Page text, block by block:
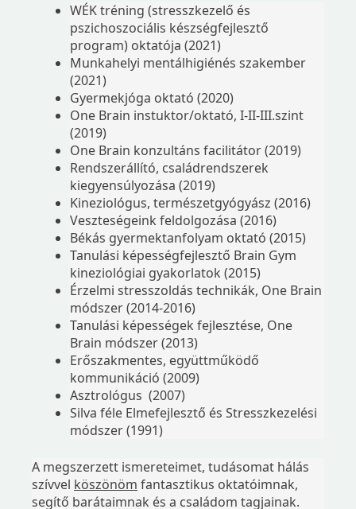
WÉK tréning (stresszkezelő és
pszichoszociális készségfejlesztő
program) oktatója (2021)
Munkahelyi mentálhigiénés szakember
(2021)
Gyermekjóga oktató (2020)
One Brain instuktor/oktató, I-II-III.szint
(2019)
One Brain konzultáns facilitátor (2019)
Rendszerállító, családrendszerek
kiegyensúlyozása (2019)
Kineziológus, természetgyógyász (2016)
Veszteségeink feldolgozása (2016)
Békás gyermektanfolyam oktató (2015)
Tanulási képességfejlesztő Brain Gym
kineziológiai gyakorlatok (2015)
Érzelmi stresszoldás technikák, One Brain
módszer (2014-2016)
Tanulási képességek fejlesztése, One
Brain módszer (2013)
Erőszakmentes, együttműködő
kommunikáció (2009)
Asztrológus (2007)
Silva féle Elmefejlesztő és Stresszkezelési
módszer (1991)
A megszerzett ismereteimet, tudásomat hálás
szívvel köszönöm fantasztikus oktatóimnak,
segítő barátaimnak és a családom tagjainak.